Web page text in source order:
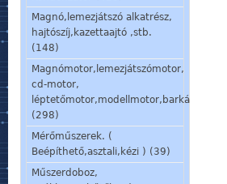
Magnó,lemezjátszó alkatrész,
hajtószíj,kazettaajtó ,stb.
(148)
Magnómotor,lemezjátszómotor,
cd-motor,
léptetőmotor,modellmotor,barkácsmotor.
(298)
Mérőműszerek. (
Beépíthető,asztali,kézi ) (39)
Műszerdoboz,